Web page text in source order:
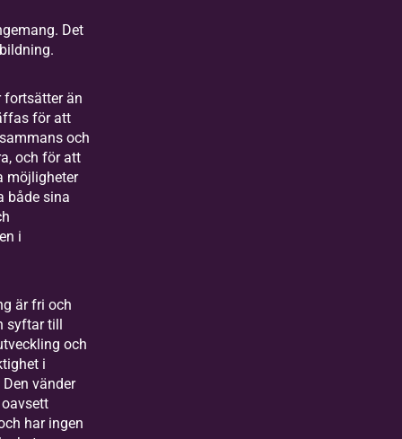
Det
fortsätter än
för att
och
och för att
möjligheter
både sina
i
är fri och
syftar till
och
i
vänder
har ingen